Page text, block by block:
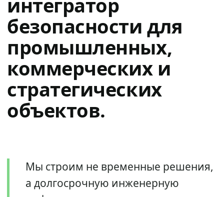
безопасности для
промышленных,
коммерческих и
стратегических
объектов.
Мы строим не временные решения,
а долгосрочную инженерную